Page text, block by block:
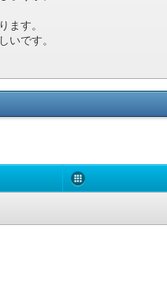
ます。
いです。